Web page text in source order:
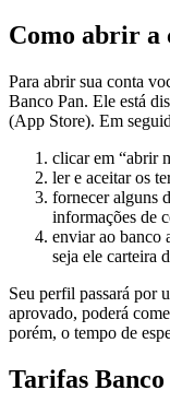
Como abrir a
Para abrir sua conta
Banco Pan. Ele está
(App Store). Em
clicar em “abrir
ler e aceitar os
fornecer alguns
informações de
enviar ao banco
seja ele carteira
Seu perfil passará por
aprovado, poderá
porém, o tempo de
Tarifas Banco